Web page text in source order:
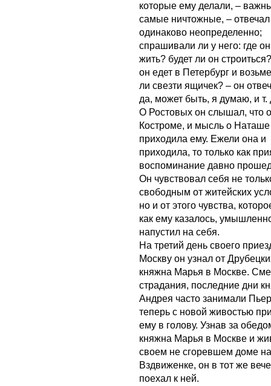
которые ему делали, –
самые ничтожные, – отвечал
одинаково неопределенно;
спрашивали ли у него: где он
жить? будет ли он
он едет в Петербург и
ли свезти ящичек? – он
да, может быть, я думаю, и т.
О Ростовых он слышал, что
Костроме, и мысль о Наташе
приходила ему. Ежели она и
приходила, то только как
воспоминание давно
Он чувствовал себя не
свободным от житейских
но и от этого чувства,
как ему казалось,
напустил на себя.
На третий день своего
Москву он узнал от
княжна Марья в Москве.
страдания, последние дни
Андрея часто занимали
теперь с новой живостью
ему в голову. Узнав за
княжна Марья в Москве и
своем не сгоревшем доме на
Вздвиженке, он в тот же
поехал к ней.